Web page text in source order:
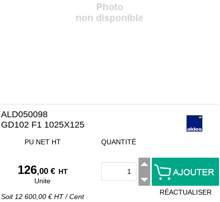
ALD050098
GD102 F1 1025X125
PU NET HT
126,00 € HT
Unite
Soit 12 600,00 € HT/Cent
QUANTITÉ
RÉACTUALISER